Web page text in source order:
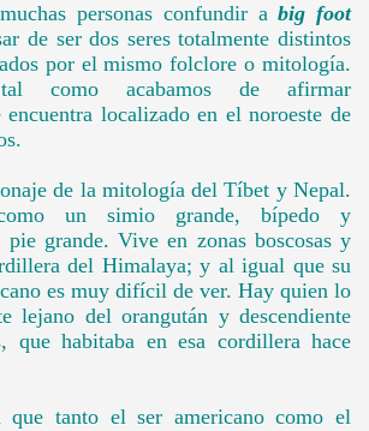
personas confundir abig foot
de ser dos seres totalmente distintos
por el mismo folclore o mitología.
como acabamos de afirmar
encuentra localizado en el noroeste de
de la mitología del Tíbet y Nepal.
un simio grande, bípedo y
pie grande. Vive en zonas boscosas y
del Himalaya; y al igual que su
es muy difícil de ver. Hay quien lo
lejano del orangután y descendiente
que habitaba en esa cordillera hace
que tanto el ser americano como el